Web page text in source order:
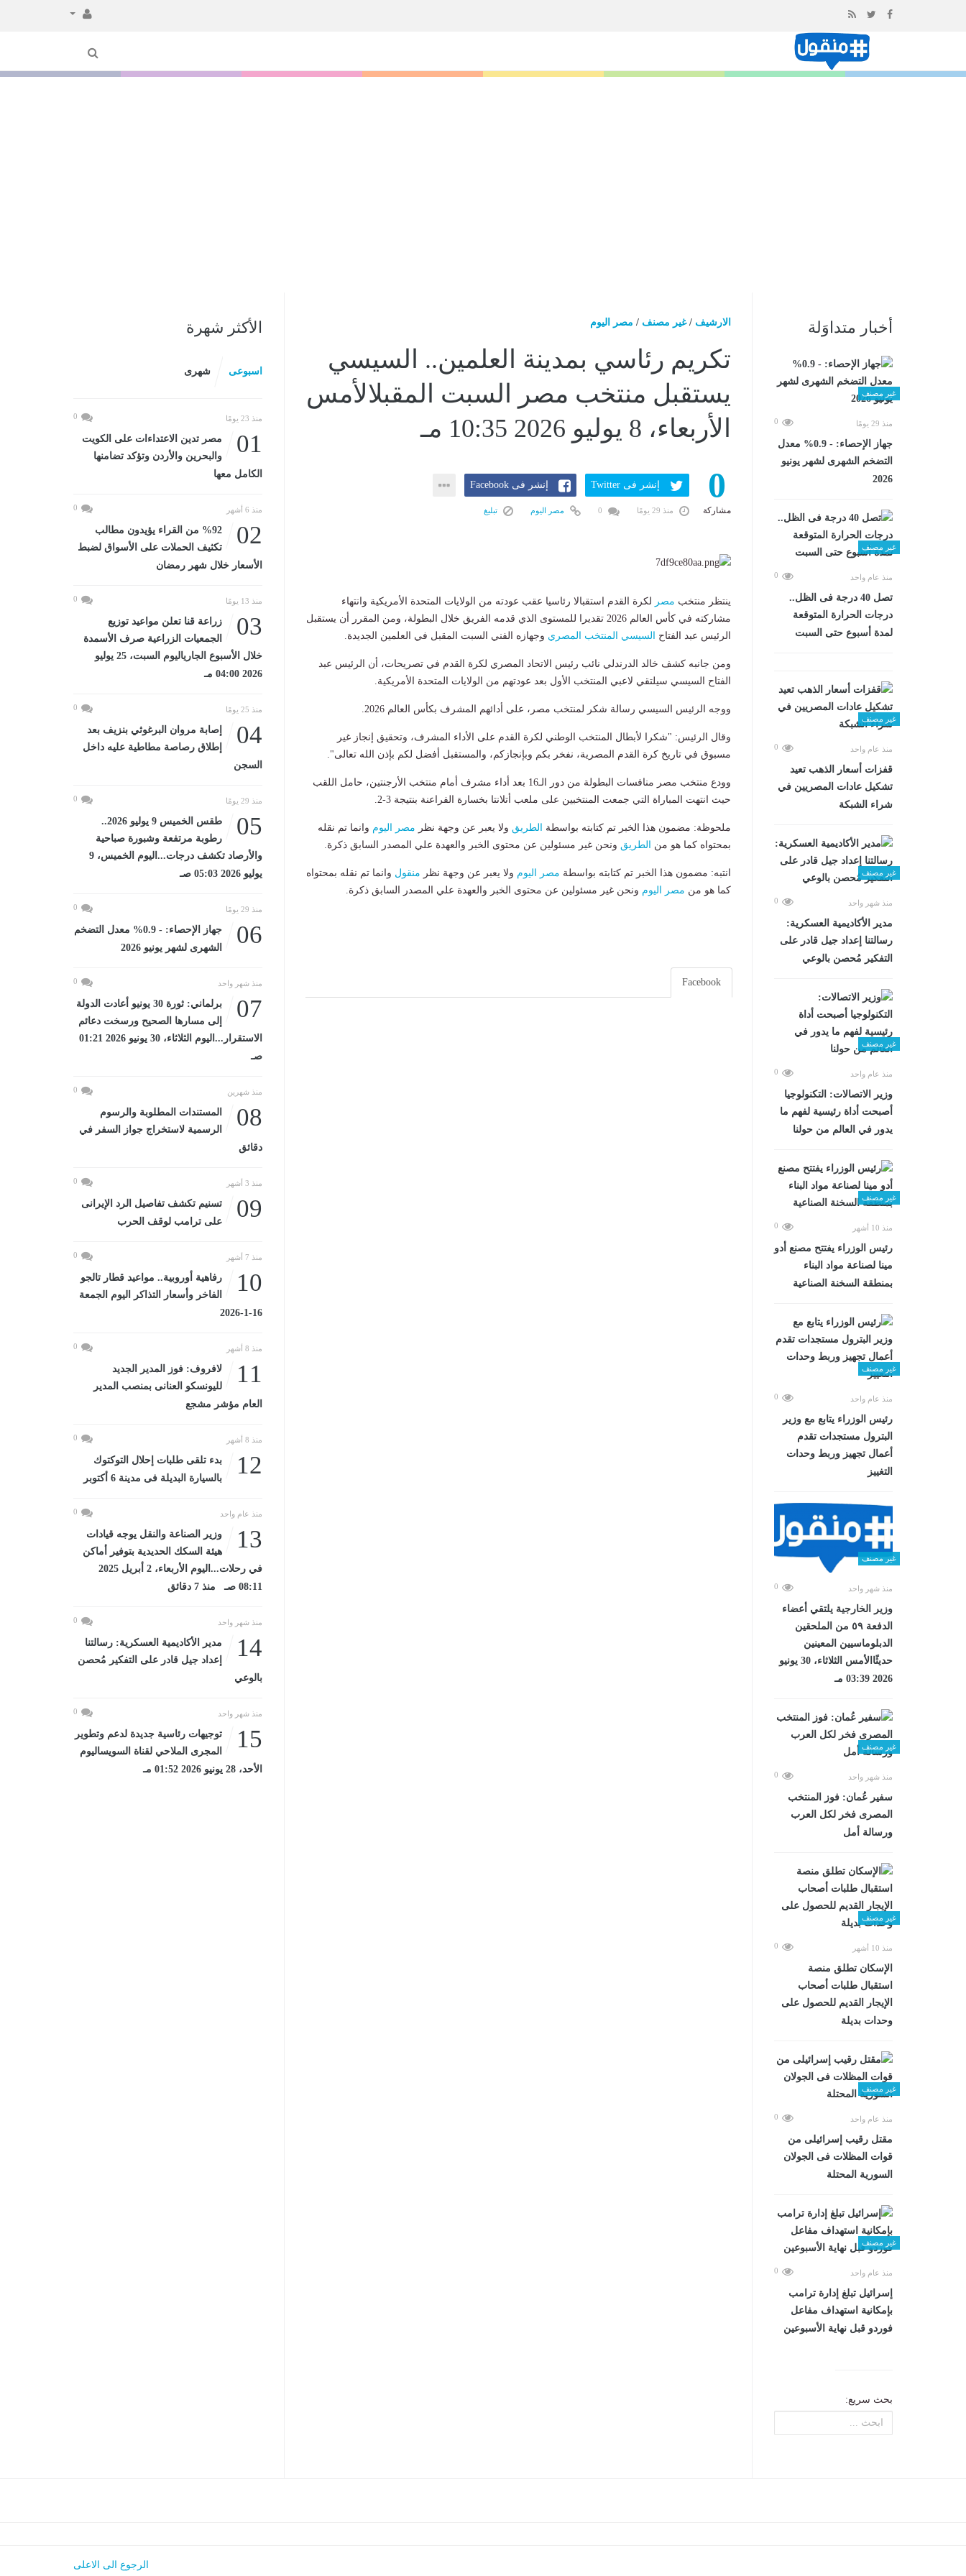
المحتوى
أخبار متداوَلة
غير مصنف
منذ 29 يومًا 0
جهاز الإحصاء: - 0.9% معدل
التضخم الشهرى لشهر يونيو
2026
غير مصنف
منذ عام واحد 0
تصل 40 درجة فى الظل..
درجات الحرارة المتوقعة
لمدة أسبوع حتى السبت
غير مصنف
منذ عام واحد 0
قفزات أسعار الذهب تعيد
تشكيل عادات المصريين في
شراء الشبكة
غير مصنف
منذ شهر واحد 0
مدير الأكاديمية العسكرية:
رسالتنا إعداد جيل قادر على
التفكير مُحصن بالوعي
غير مصنف
منذ عام واحد 0
وزير الاتصالات: التكنولوجيا
أصبحت أداة رئيسية لفهم ما
يدور في العالم من حولنا
غير مصنف
منذ 10 أشهر 0
رئيس الوزراء يفتتح مصنع أدو
مينا لصناعة مواد البناء
بمنطقة السخنة الصناعية
غير مصنف
منذ عام واحد 0
رئيس الوزراء يتابع مع وزير
البترول مستجدات تقدم
أعمال تجهيز وربط وحدات
التغييز
غير مصنف
منذ شهر واحد 0
وزير الخارجية يلتقي أعضاء
الدفعة ٥٩ من الملحقين
الدبلوماسيين المعينين
حديثًاالأمس الثلاثاء، 30 يونيو
2026 03:39 مـ
غير مصنف
منذ شهر واحد 0
سفير عُمان: فوز المنتخب
المصرى فخر لكل العرب
ورسالة أمل
غير مصنف
منذ 10 أشهر 0
الإسكان تطلق منصة
استقبال طلبات أصحاب
الإيجار القديم للحصول على
وحدات بديلة
غير مصنف
منذ عام واحد 0
مقتل رقيب إسرائيلى من
قوات المظلات فى الجولان
السورية المحتلة
غير مصنف
منذ عام واحد 0
إسرائيل تبلغ إدارة ترامب
بإمكانية استهداف مفاعل
فوردو قبل نهاية الأسبوعين
بحث سريع:
الارشيف /غير مصنف / مصر اليوم
تكريم رئاسي بمدينة العلمين.. السيسي
يستقبل منتخب مصر السبت المقبلالأمس
الأربعاء، 8 يوليو 2026 10:35 مـ
0
مشاركة
إنشر فى Twitter إنشر فى Facebook
منذ 29 يومًا مصر اليوم تبليغ
ينتظر منتخب مصر لكرة القدم استقبالا رئاسيا عقب عودته من الولايات المتحدة الأمريكية وانتهاء
مشاركته في كأس العالم 2026 تقديرا للمستوى الذي قدمه الفريق خلال البطولة، ومن المقرر أن يستقبل
الرئيس عبد الفتاح
السيسي المنتخب المصري وجهازه الفني السبت المقبل في العلمين الجديدة.
ومن جانبه كشف خالد الدرندلي نائب رئيس الاتحاد المصري لكرة القدم في تصريحات، أن الرئيس عبد
الفتاح السيسي سيلتقي لاعبي المنتخب الأول بعد عودتهم من الولايات المتحدة الأمريكية.
ووجه الرئيس السيسي رسالة شكر لمنتخب مصر، على أدائهم المشرف بكأس العالم 2026.
وقال الرئيس: "شكرا لأبطال المنتخب الوطني لكرة القدم على الأداء المشرف، وتحقيق إنجاز غير
مسبوق في تاريخ كرة القدم المصرية، نفخر بكم وبإنجازكم، والمستقبل أفضل لكم بإذن الله تعالى".
وودع منتخب مصر منافسات البطولة من دور الـ16 بعد أداء مشرف أمام منتخب الأرجنتين، حامل اللقب
حيث انتهت المباراة التي جمعت المنتخبين على ملعب أتلانتا بخسارة الفراعنة بنتيجة 3-2.
ملحوظة: مضمون هذا الخبر تم كتابته بواسطة الطريق ولا يعبر عن وجهة نظر مصر اليوم وانما تم نقله
بمحتواه كما هو من
الطريق ونحن غير مسئولين عن محتوى الخبر والعهدة علي المصدر السابق ذكرة.
انتبه: مضمون هذا الخبر تم كتابته بواسطة مصر اليوم ولا يعبر عن وجهة نظر منقول وانما تم نقله بمحتواه
كما هو من مصر اليوم ونحن غير مسئولين عن محتوى الخبر والعهدة علي المصدر السابق ذكرة.
Facebook
الأكثر شهرة
اسبوعى شهرى
منذ 23 يومًا 0
01
مصر تدين الاعتداءات على الكويت
والبحرين والأردن وتؤكد تضامنها
الكامل معها
منذ 6 أشهر 0
02
%92 من القراء يؤيدون مطالب
تكثيف الحملات على الأسواق لضبط
الأسعار خلال شهر رمضان
منذ 13 يومًا 0
03
زراعة قنا تعلن مواعيد توزيع
الجمعيات الزراعية صرف الأسمدة
خلال الأسبوع الجارياليوم السبت، 25 يوليو
2026 04:00 مـ
منذ 25 يومًا 0
04
إصابة مروان البرغوثي بنزيف بعد
إطلاق رصاصة مطاطية عليه داخل
السجن
منذ 29 يومًا 0
05
طقس الخميس 9 يوليو 2026..
رطوبة مرتفعة وشبورة صباحية
والأرصاد تكشف درجات...اليوم الخميس، 9
يوليو 2026 05:03 صـ
منذ 29 يومًا 0
06
جهاز الإحصاء: - 0.9% معدل التضخم
الشهرى لشهر يونيو 2026
منذ شهر واحد 0
07
برلماني: ثورة 30 يونيو أعادت الدولة
إلى مسارها الصحيح ورسخت دعائم
الاستقرار...اليوم الثلاثاء، 30 يونيو 2026 01:21
صـ
منذ شهرين 0
08
المستندات المطلوبة والرسوم
الرسمية لاستخراج جواز السفر في
دقائق
منذ 3 أشهر 0
09
تسنيم تكشف تفاصيل الرد الإيرانى
على ترامب لوقف الحرب
منذ 7 أشهر 0
10
رفاهية أوروبية.. مواعيد قطار تالجو
الفاخر وأسعار التذاكر اليوم الجمعة
16-1-2026
منذ 8 أشهر 0
11
لافروف: فوز المدير الجديد
لليونسكو العنانى بمنصب المدير
العام مؤشر مشجع
منذ 8 أشهر 0
12
بدء تلقى طلبات إحلال التوكتوك
بالسيارة البديلة فى مدينة 6 أكتوبر
منذ عام واحد 0
13
وزير الصناعة والنقل يوجه قيادات
هيئة السكك الحديدية بتوفير أماكن
في رحلات...اليوم الأربعاء، 2 أبريل 2025
08:11 صـ منذ 7 دقائق
منذ شهر واحد 0
14
مدير الأكاديمية العسكرية: رسالتنا
إعداد جيل قادر على التفكير مُحصن
بالوعي
منذ شهر واحد 0
15
توجيهات رئاسية جديدة لدعم وتطوير
المجرى الملاحي لقناة السويساليوم
الأحد، 28 يونيو 2026 01:52 مـ
الرجوع الى الاعلى